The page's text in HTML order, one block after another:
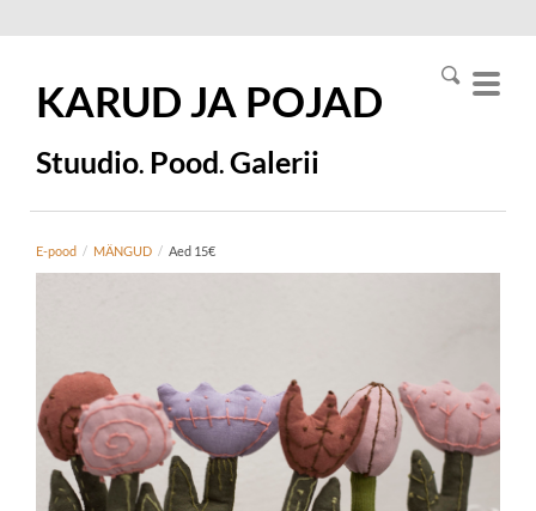
KARUD JA POJAD
Stuudio. Pood. Galerii
E-pood / MÄNGUD / Aed 15€